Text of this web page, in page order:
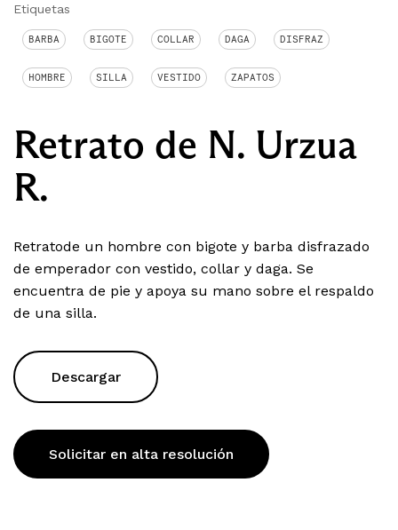
Etiquetas
BARBA BIGOTE COLLAR DAGA DISFRAZ
HOMBRE SILLA VESTIDO ZAPATOS
Retrato de N. Urzua
R.
Retratode un hombre con bigote y barba disfrazado
de emperador con vestido, collar y daga. Se
encuentra de pie y apoya su mano sobre el respaldo
de una silla.
Descargar
Solicitar en alta resolución